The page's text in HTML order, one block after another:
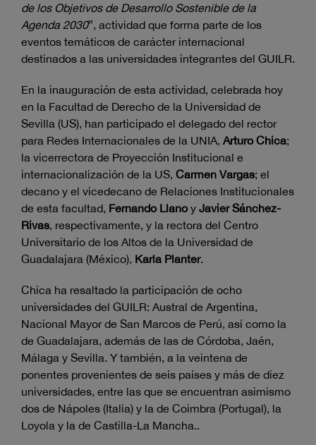
de los Objetivos de Desarrollo Sostenible de la
Agenda 2030”, actividad que forma parte de los
eventos temáticos de carácter internacional
destinados a las universidades integrantes del GUILR.
En la inauguración de esta actividad, celebrada hoy
en la Facultad de Derecho de la Universidad de
Sevilla (US), han participado el delegado del rector
para Redes Internacionales de la UNIA, Arturo Chica;
la vicerrectora de Proyección Institucional e
internacionalización de la US, Carmen Vargas; el
decano y el vicedecano de Relaciones Institucionales
de esta facultad, Fernando Llanoy Javier Sánchez-
Rivas, respectivamente, y la rectora del Centro
Universitario de los Altos de la Universidad de
Guadalajara (México), Karla Planter.
Chica ha resaltado la participación de ocho
universidades del GUILR: Austral de Argentina,
Nacional Mayor de San Marcos de Perú, así como la
de Guadalajara, además de las de Córdoba, Jaén,
Málaga y Sevilla. Y también, a la veintena de
ponentes provenientes de seis países y más de diez
universidades, entre las que se encuentran asimismo
dos de Nápoles (Italia) y la de Coimbra (Portugal), la
Loyola y la de Castilla-La Mancha..